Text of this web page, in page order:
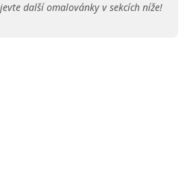
další omalovánky v sekcích níže!